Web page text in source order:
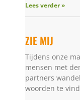
Lees verder »
ZIE MIJ
Tijdens onze
mensen met
partners
woorden te